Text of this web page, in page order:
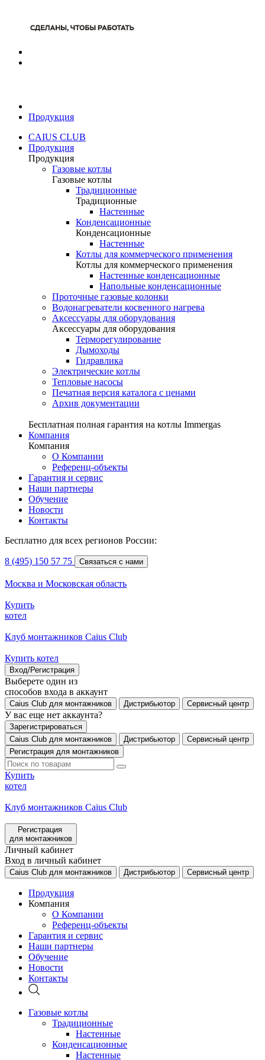
Продукция
CAIUS CLUB
Продукция
Продукция
Газовые котлы
Газовые котлы
Традиционные
Традиционные
Настенные
Конденсационные
Конденсационные
Настенные
Котлы для коммерческого применения
Котлы для коммерческого применения
Настенные конденсационные
Напольные конденсационные
Проточные газовые колонки
Водонагреватели косвенного нагрева
Аксессуары для оборудования
Аксессуары для оборудования
Терморегулирование
Дымоходы
Гидравлика
Электрические котлы
Тепловые насосы
Печатная версия каталога с ценами
Архив документации
Бесплатная полная гарантия на котлы Immergas
Компания
Компания
О Компании
Референц-объекты
Гарантия и сервис
Наши партнеры
Обучение
Новости
Контакты
Бесплатно для всех регионов России:
8 (495) 150 57 75 Связаться с нами
Москва и Московская область
Купить
котел
Клуб монтажников Caius Club
Купить котел
Вход/Регистрация
Выберете один из
способов входа в аккаунт
Caius Club для монтажников Дистрибьютор Сервисный центр
У вас еще нет аккаунта?
Зарегистрироваться
Caius Club для монтажников
Дистрибьютор
Сервисный центр
Регистрация для монтажников
Купить
котел
Клуб монтажников Caius Club
Регистрация
для монтажников
Личный кабинет
Вход в личный кабинет
Caius Club для монтажников Дистрибьютор Сервисный центр
Продукция
Компания
О Компании
Референц-объекты
Гарантия и сервис
Наши партнеры
Обучение
Новости
Контакты
Газовые котлы
Традиционные
Настенные
Конденсационные
Настенные